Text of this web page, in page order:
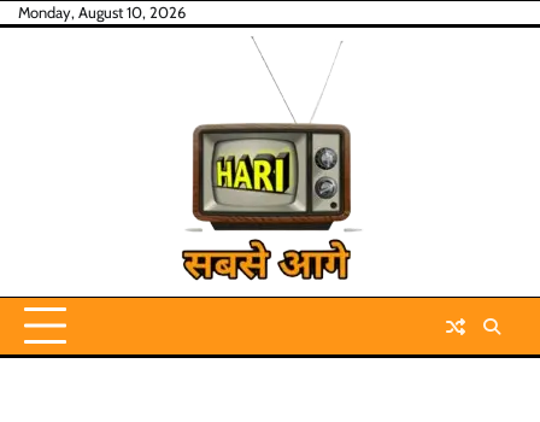
SkipMonday, August 10, 2026